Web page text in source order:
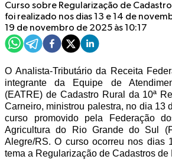
Curso sobre Regularização de
foi realizado nos dias 13 e 14 de
19 de novembro de 2025 às 10:17
O Analista-Tributário da Receita
integrante da Equipe de
(EATRE) de Cadastro Rural da 10ª
Carneiro, ministrou palestra, no dia 13
curso promovido pela Federação
Agricultura do Rio Grande do Sul
Alegre/RS. O curso ocorreu nos dias
tema a Regularização de Cadastros de